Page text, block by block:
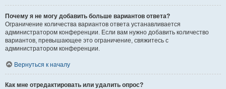
Почему я не могу добавить больше вариантов ответа?
Ограничение количества вариантов ответа устанавливается
администратором конференции. Если вам нужно добавить количество
вариантов, превышающее это ограничение, свяжитесь с
администратором конференции.
Вернуться к началу
Как мне отредактировать или удалить опрос?